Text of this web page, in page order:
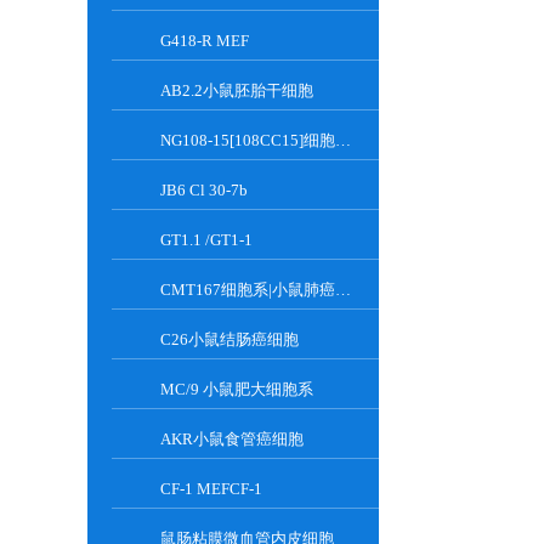
G418-R MEF
AB2.2小鼠胚胎干细胞
NG108-15[108CC15]细胞系|小鼠神经母瘤与大鼠胶质瘤之融合细胞
JB6 Cl 30-7b
GT1.1 /GT1-1
CMT167细胞系|小鼠肺癌细胞
C26小鼠结肠癌细胞
MC/9 小鼠肥大细胞系
AKR小鼠食管癌细胞
CF-1 MEFCF-1
鼠肠粘膜微血管内皮细胞